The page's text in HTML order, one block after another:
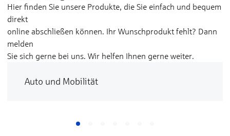
Hier finden Sie unsere Produkte, die Sie einfach und bequem
direkt
online abschließen können. Ihr Wunschprodukt fehlt? Dann
melden
Sie sich gerne bei uns. Wir helfen Ihnen gerne weiter.
Auto und Mobilität